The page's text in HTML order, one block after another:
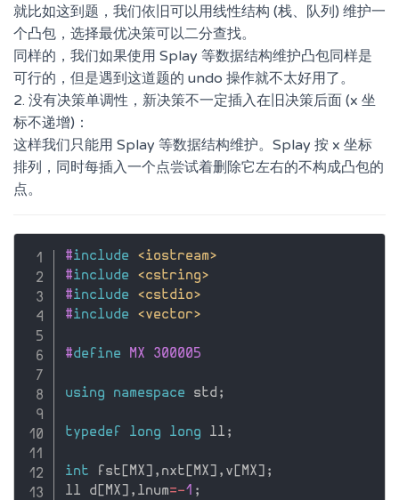
就比如这到题，我们依旧可以用线性结构 (栈、队列) 维护一
个凸包，选择最优决策可以二分查找。
同样的，我们如果使用 Splay 等数据结构维护凸包同样是
可行的，但是遇到这道题的 undo 操作就不太好用了。
2. 没有决策单调性，新决策不一定插入在旧决策后面 (x 坐
标不递增)：
这样我们只能用 Splay 等数据结构维护。Splay 按 x 坐标
排列，同时每插入一个点尝试着删除它左右的不构成凸包的
点。
#include
<iostream>
#include
<cstring>
#include
<cstdio>
#include <vector>
#define MX 300005
using namespace std ;
typedef long long ll ;
int fst [MX] , nxt [MX] , v [MX] ;
ll d [MX] , lnum=-1 ;